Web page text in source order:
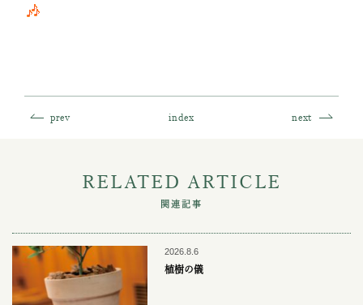
prev index next
RELATED ARTICLE
関連記事
2026.8.6
植樹の儀